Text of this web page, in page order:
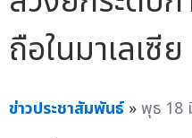
ถือในมาเลเซีย
ข่าวประชาสัมพันธ์ »พุธ 18